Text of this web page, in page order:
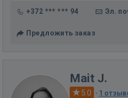
+372 *** *** 94 Эл.
Предложить заказ
Mait J.
5.0 · 1